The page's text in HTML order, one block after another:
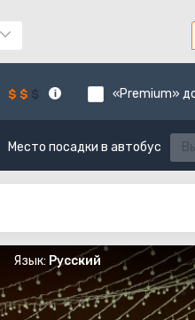
«Premium»
Место посадки в автобус
Язык: Русский